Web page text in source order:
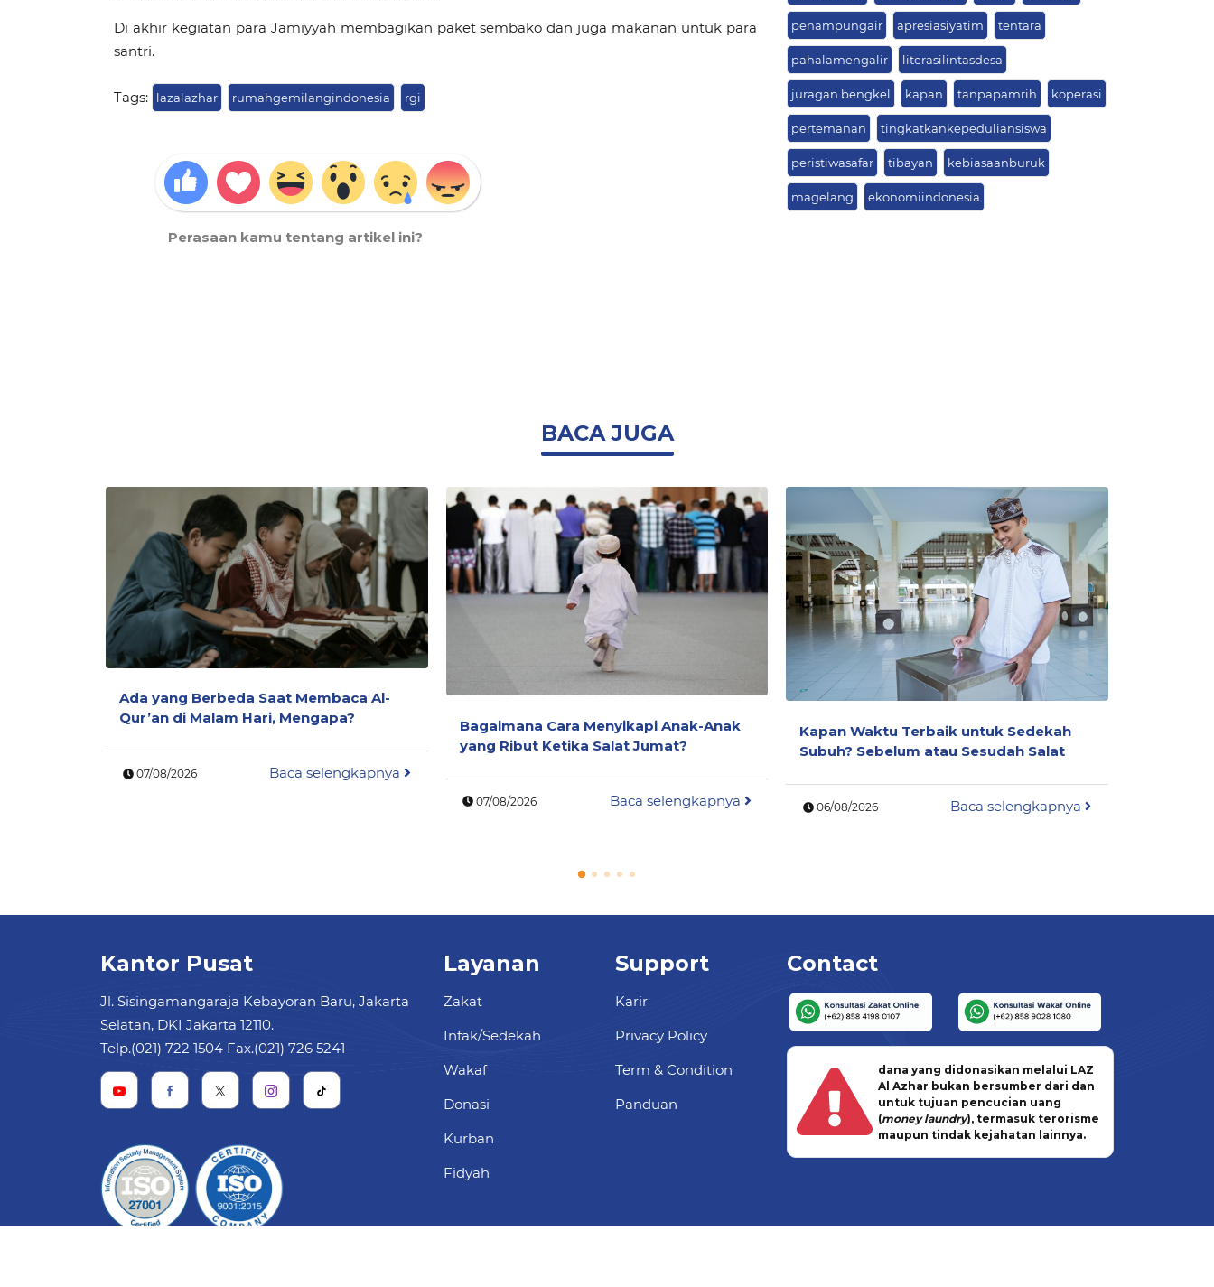
Di akhir kegiatan para Jamiyyah membagikan paket sembako dan juga makanan untuk para
santri.
Tags: lazalazhar rumahgemilangindonesia rgi
Perasaan kamu tentang artikel ini?
penampungair apresiasiyatim tentara
pahalamengalir literasilintasdesa
juragan bengkel kapan tanpapamrih koperasi
pertemanan tingkatkankepeduliansiswa
peristiwasafar tibayan kebiasaanburuk
magelang ekonomiindonesia
BACA JUGA
Ada yang Berbeda Saat Membaca Al-
Qur’an di Malam Hari, Mengapa?
07/08/2026 Baca selengkapnya
Bagaimana Cara Menyikapi Anak-Anak
yang Ribut Ketika Salat Jumat?
07/08/2026 Baca selengkapnya
Kapan Waktu Terbaik untuk Sedekah
Subuh? Sebelum atau Sesudah Salat
06/08/2026 Baca selengkapnya
Kantor Pusat
Jl. Sisingamangaraja Kebayoran Baru, Jakarta
Selatan, DKI Jakarta 12110.
Telp.(021) 722 1504 Fax.(021) 726 5241
Layanan
Zakat
Infak/Sedekah
Wakaf
Donasi
Kurban
Fidyah
Support
Karir
Privacy Policy
Term & Condition
Panduan
Contact
dana yang didonasikan melalui LAZ
Al Azhar bukan bersumber dari dan
untuk tujuan pencucian uang
(money laundry), termasuk terorisme
maupun tindak kejahatan lainnya.